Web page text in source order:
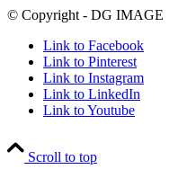
© Copyright - DG IMAGE
Link to Facebook
Link to Pinterest
Link to Instagram
Link to LinkedIn
Link to Youtube
Scroll to top